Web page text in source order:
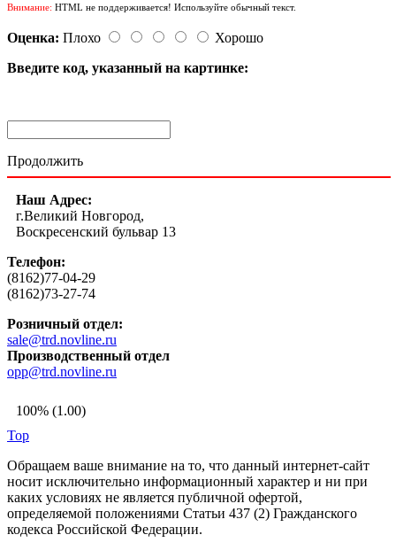
Внимание: HTML не поддерживается! Используйте обычный текст.
Оценка: Плохо
Хорошо
Введите код, указанный на картинке:
Продолжить
Наш Адрес:
г.Великий Новгород,
Воскресенский бульвар 13
Телефон:
(8162)77-04-29
(8162)73-27-74
Розничный отдел:
sale@trd.novline.ru
Производственный отдел
opp@trd.novline.ru
100% (1.00)
Top
Обращаем ваше внимание на то, что данный интернет-сайт
носит исключительно информационный характер и ни при
каких условиях не является публичной офертой,
определяемой положениями Статьи 437 (2) Гражданского
кодекса Российской Федерации.